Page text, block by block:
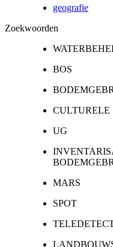
geografie
Zoekwoorden
BOS
CULTURELE
UG
MARS
SPOT